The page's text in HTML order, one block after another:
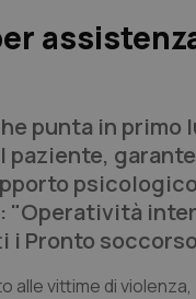
punta in primo
paziente,
"Operatività
Pronto
alle vittime di